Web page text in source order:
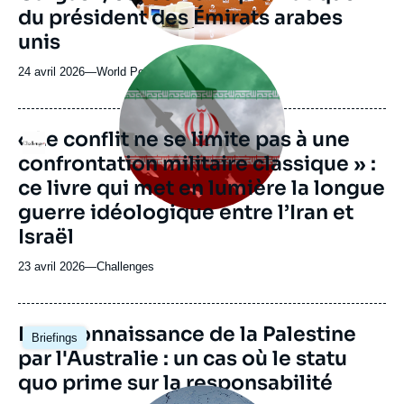
du président des Émirats arabes
unis
24 avril 2026—Nom
journal,
revue
ou
émission
World Policy Conference 2026
Logo
principale
médiatique
« Le conflit ne se limite pas à une
confrontation militaire classique » :
ce livre qui met en lumière la longue
guerre idéologique entre l’Iran et
Israël
23 avril 2026—Nom
journal,
ou
émission
Challenges
Briefings
Image
principale
La reconnaissance de la Palestine
par l'Australie : un cas où le statu
quo prime sur la responsabilité
Image